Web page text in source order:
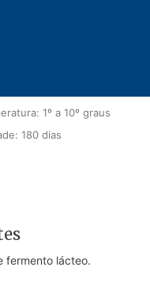
1º a 10º graus
180 dias
fermento lácteo.